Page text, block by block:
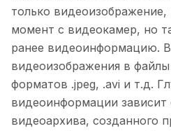
только
момент с видеокамер, но
ранее видеоинформацию.
видеоизображения в
форматов .jpeg, .avi и т.д.
видеоинформации зависит
видеоархива, созданного